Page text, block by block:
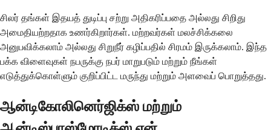
சிலர் தங்கள் இதயத் துடிப்பு சற்று அதிகரிப்பதை அல்லது சிறிது
அமைதியற்றதாக உணர்கிறார்கள். மற்றவர்கள் மலச்சிக்கலை
அனுபவிக்கலாம் அல்லது சிறுநீர் கழிப்பதில் சிரமம் இருக்கலாம். இந்த
பக்க விளைவுகள் நபருக்கு நபர் மாறுபடும் மற்றும் நீங்கள்
எடுத்துக்கொள்ளும் குறிப்பிட்ட மருந்து மற்றும் அளவைப் பொறுத்தது.
ஆன்டிகோலினெர்ஜிக்ஸ் மற்றும்